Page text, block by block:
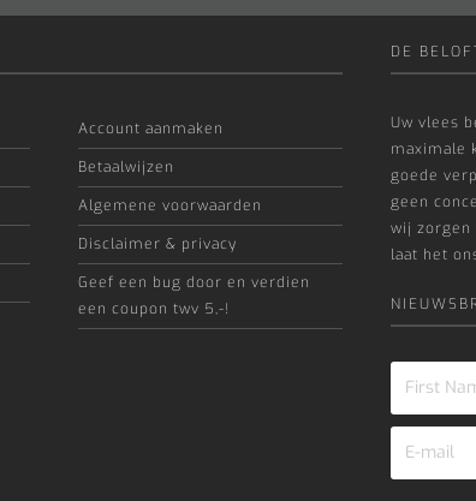
Account aanmaken
Betaalwijzen
Algemene voorwaarden
Disclaimer & privacy
Geef een bug door en verdien
een coupon twv 5,-!
DE
Uw vlees
maximale
goede
geen
wij zorgen
laat het